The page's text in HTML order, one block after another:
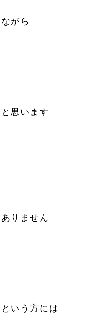
がら
思います
りません
いう方には